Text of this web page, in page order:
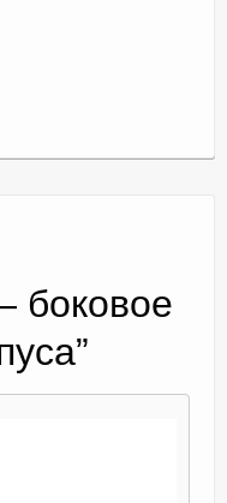
боковое
”